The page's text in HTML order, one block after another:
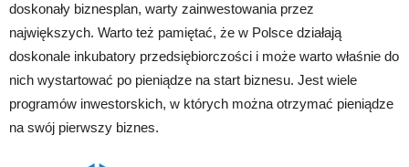
doskonały biznesplan, warty zainwestowania przez
największych. Warto też pamiętać, że w Polsce działają
doskonale inkubatory przedsiębiorczości i może warto właśnie do
nich wystartować po pieniądze na start biznesu. Jest wiele
programów inwestorskich, w których można otrzymać pieniądze
na swój pierwszy biznes.